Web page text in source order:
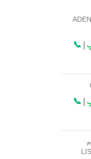
|
📞
|
📞